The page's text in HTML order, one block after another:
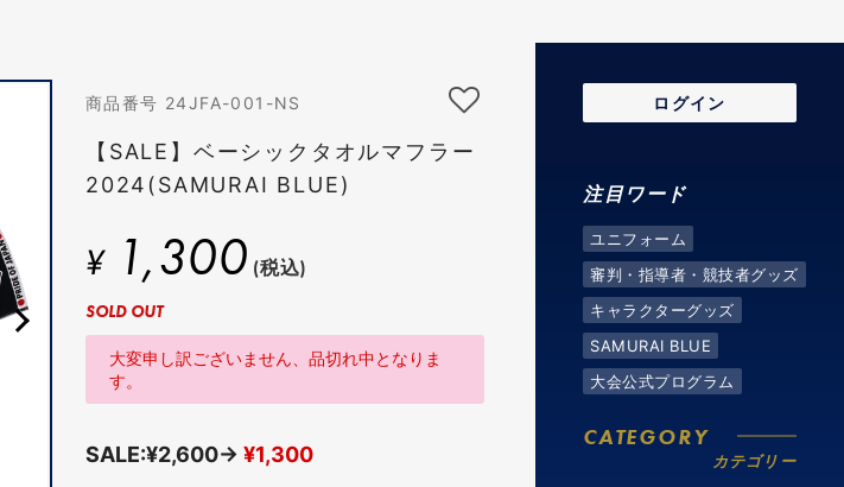
商品番号 24JFA-001-NS
【SALE】ベーシックタオルマフラー
2024(SAMURAI BLUE)
¥ 1,300 (税込)
SOLD OUT
大変申し訳ございません、品切れ中となりま
す。
SALE:¥2,600→¥1,300
ログイン
注目ワード
ユニフォーム
審判・指導者・競技者グッズ
キャラクターグッズ
SAMURAI BLUE
大会公式プログラム
CATEGORY
カテゴリー